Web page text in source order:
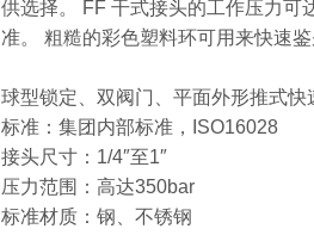
供选择。 FF 干式接头的工作压力可
准。 粗糙的彩色塑料环可用来快速鉴
球型锁定、双阀门、平面外形推式快
标准：集团内部标准，ISO16028
接头尺寸：1/4″至1″
压力范围：高达350bar
标准材质：钢、不锈钢